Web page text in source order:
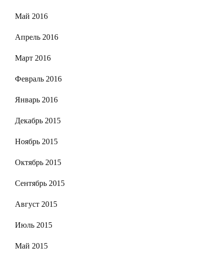
Май 2016
Апрель 2016
Март 2016
Февраль 2016
Январь 2016
Декабрь 2015
Ноябрь 2015
Октябрь 2015
Сентябрь 2015
Август 2015
Июль 2015
Май 2015